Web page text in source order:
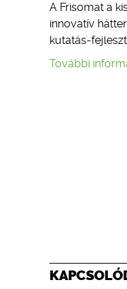
A Frisomat a
innovatív
kutatás-
További